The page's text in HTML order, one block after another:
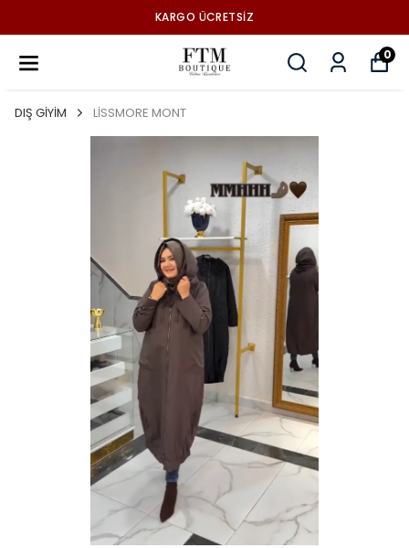
KARGO ÜCRETSİZ
0
DIŞ GİYİM LİSSMORE MONT